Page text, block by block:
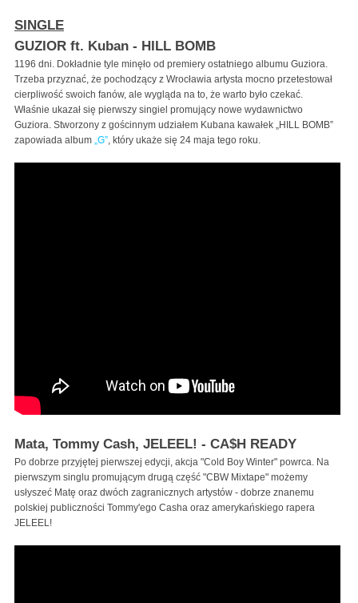
SINGLE
GUZIOR ft. Kuban - HILL BOMB
1196 dni. Dokładnie tyle minęło od premiery ostatniego albumu Guziora.
Trzeba przyznać, że pochodzący z Wrocławia artysta mocno przetestował
cierpliwość swoich fanów, ale wygląda na to, że warto było czekać.
Właśnie ukazał się pierwszy singiel promujący nowe wydawnictwo
Guziora. Stworzony z gościnnym udziałem Kubana kawałek „HILL BOMB”
zapowiada album „G”, który ukaże się 24 maja tego roku.
Mata, Tommy Cash, JELEEL! - CA$H READY
Po dobrze przyjętej pierwszej edycji, akcja "Cold Boy Winter" powrca. Na
pierwszym singlu promującym drugą część "CBW Mixtape" możemy
usłyszeć Matę oraz dwóch zagranicznych artystów - dobrze znanemu
polskiej publiczności Tommy'ego Casha oraz amerykańskiego rapera
JELEEL!